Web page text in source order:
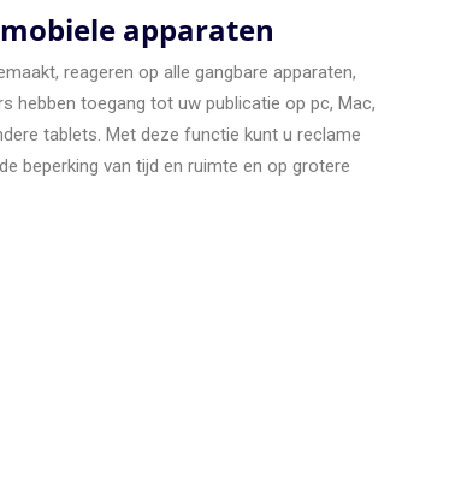
apparaten
reageren op alle gangbare apparaten,
hebben toegang tot uw publicatie op pc, Mac,
tablets. Met deze functie kunt u reclame
beperking van tijd en ruimte en op grotere